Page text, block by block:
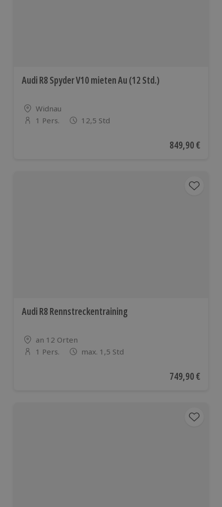
Audi R8 Spyder V10 mieten Au (12 Std.)
Standort
Widnau
Anzahl der Teilnehmer
1 Pers. 12,5 Std
Aktueller Preis
849,90 €
Audi R8 Rennstreckentraining
Standort
an 12 Orten
Anzahl der Teilnehmer
1 Pers. max. 1,5 Std
Aktueller Preis
749,90 €